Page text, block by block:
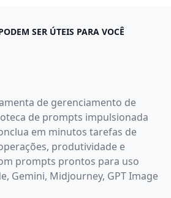
SER ÚTEIS PARA VOCÊ
de gerenciamento de
de prompts impulsionada
em minutos tarefas de
produtividade e
prompts prontos para uso
Gemini, Midjourney, GPT Image